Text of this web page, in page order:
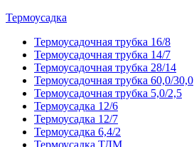
Термоусадка
Термоусадочная трубка 16/8
Термоусадочная трубка 14/7
Термоусадочная трубка 28/14
Термоусадочная трубка 60,0/30,0
Термоусадочная трубка 5,0/2,5
Термоусадка 12/6
Термоусадка 12/7
Термоусадка 6,4/2
Термоусадка ТДМ